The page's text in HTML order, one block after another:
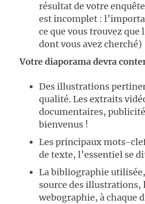
résultat de votre
est incomplet :
ce que vous trouvez que
dont vous avez cherché)
Votre diaporama devra
Des illustrations
qualité. Les extraits
documentaires,
bienvenus !
Les principaux mots-
de texte, l’essentiel se
La bibliographie
source des illustrations,
webographie, à chaque